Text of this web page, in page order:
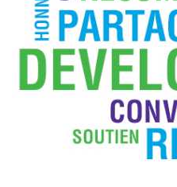
du CMBC – Creusot
Business Club très
petit point sur les
du club à venir et les
2025…